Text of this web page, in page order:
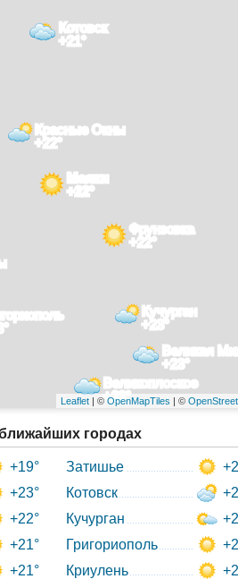
Маяки
+22°
Великоплоское
+23°
Котовск
+21°
Великая
+23°
Красные Окны
+22°
Фрунзовка
+22°
Кучурган
+23°
Leaflet | ©OpenMapTiles | ©
городах
+19°
+23°
+22°
+21°
+21°
Затишье
Котовск
Кучурган
Григориополь
Криулень